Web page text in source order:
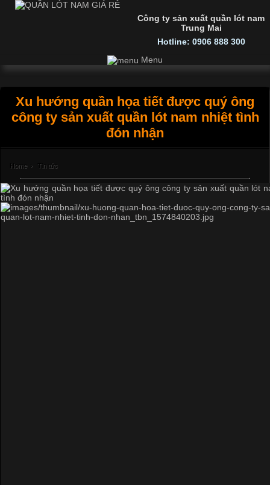
Công ty sản xuất quần lót nam
Trung Mai
Hotline: 0906 888 300
Menu
Xu hướng quần họa tiết được quý ông
công ty sản xuất quần lót nam nhiệt tình
đón nhận
Home › Tin tức